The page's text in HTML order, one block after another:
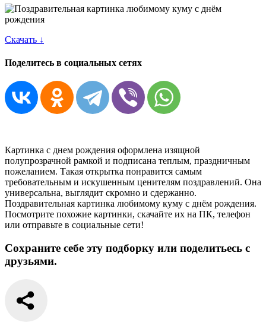
Скачать ↓
Поделитесь в социальных сетях
Картинка с днем рождения оформлена изящной
полупрозрачной рамкой и подписана теплым, праздничным
пожеланием. Такая открытка понравится самым
требовательным и искушенным ценителям поздравлений. Она
универсальна, выглядит скромно и сдержанно.
Поздравительная картинка любимому куму с днём рождения.
Посмотрите похожие картинки, скачайте их на ПК, телефон
или отправьте в социальные сети!
Сохраните себе эту подборку или поделитьесь с
друзьями.